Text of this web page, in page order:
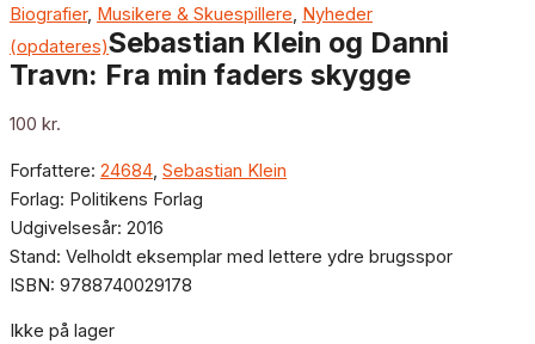
Biografier, Musikere & Skuespillere, Nyheder
(opdateres)Sebastian Klein og Danni
Travn: Fra min faders skygge
100 kr.
Forfattere: 24684, Sebastian Klein
Forlag: Politikens Forlag
Udgivelsesår: 2016
Stand: Velholdt eksemplar med lettere ydre brugsspor
ISBN: 9788740029178
Ikke på lager